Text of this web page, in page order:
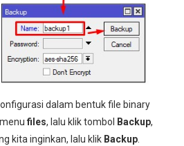
dalam bentuk file binary
files, lalu klik tombol Backup,
kita inginkan, lalu klik Backup.